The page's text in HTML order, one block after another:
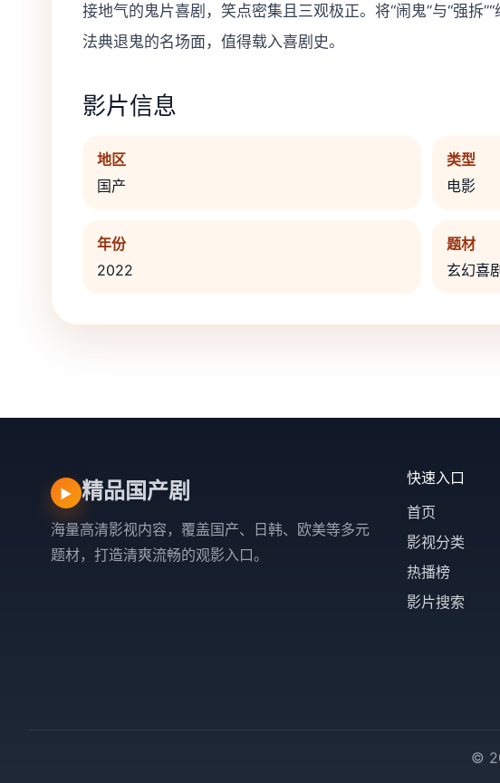
接地气的鬼片喜剧，笑点密集且三观极正。将“闹鬼”与“强拆
法典退鬼的名场面，值得载入喜剧史。
影片信息
地区
国产
类型
电影
年份
2022
题材
玄幻喜
▶ 精品国产剧
海量高清影视内容，覆盖国产、日韩、欧美等多元
题材，打造清爽流畅的观影入口。
快速入口
首页
影视分类
热播榜
影片搜索
©